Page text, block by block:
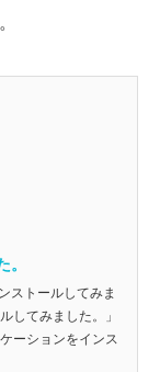
ストールしてみま
してみました。」
ーションをインス